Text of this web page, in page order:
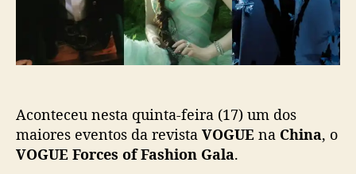
a
ç
ã
,
a
u
s
Aconteceu nesta quinta-feira (17) um dos
maiores eventos da revista VOGUE na China, o
VOGUE Forces of Fashion Gala.